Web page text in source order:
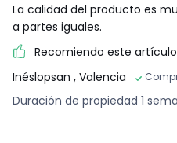
La calidad del producto es
a partes iguales.
Recomiendo este
Inéslopsan , Valencia
Duración de propiedad 1